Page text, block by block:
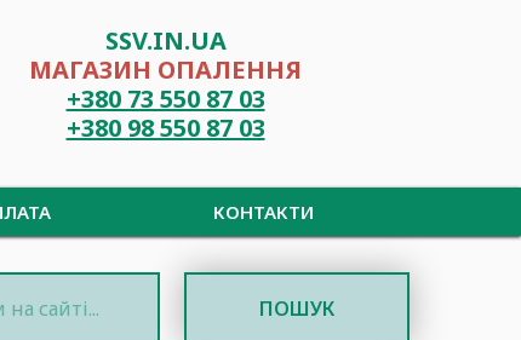
SSV.IN.UA
МАГАЗИН ОПАЛЕННЯ
+380 73 550 87 03
+380 98 550 87 03
КОНТАКТИ
ПОШУК